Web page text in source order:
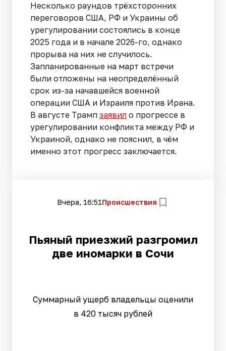
Несколько раундов трёхсторонних
переговоров США, РФ и Украины об
урегулировании состоялись в конце
2025 года и в начале 2026-го, однако
прорыва на них не случилось.
Запланированные на март встречи
были отложены на неопределённый
срок из-за начавшейся военной
операции США и Израиля против Ирана.
В августе Трамп заявил о прогрессе в
урегулировании конфликта между РФ и
Украиной, однако не пояснил, в чём
именно этот прогресс заключается.
Вчера, 16:51Происшествия
Пьяный приезжий разгромил
две иномарки в Сочи
Суммарный ущерб владельцы оценили
в 420 тысяч рублей